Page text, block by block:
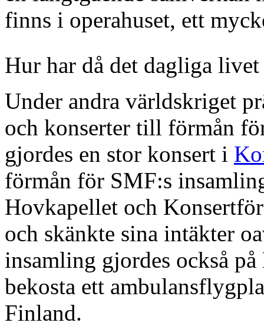
finns i operahuset, ett
Hur har då det dagliga
Under andra världskriget
och konserter till förmån
gjordes en stor konsert i
förmån för SMF:s
Hovkapellet och
och skänkte sina intäkter
insamling gjordes också
bekosta ett
Finland.